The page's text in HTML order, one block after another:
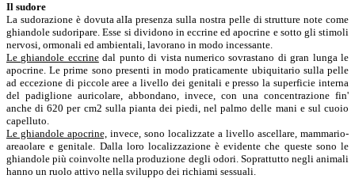
Il sudore
La sudorazione è dovuta alIa presenza sulla nostra pelle di strutture note come
ghiandole sudoripare. Esse si dividono in eccrine ed apocrine e sotto gli stimoli
nervosi, ormonali ed ambientali, lavorano in modo incessante.
Le ghiandole eccrinedal punto di vista numerico sovrastano di gran lunga le
apocrine. Le prime sono presenti in modo praticamente ubiquitario sulla pelle
ad eccezione di piccole aree a livello dei genitali e presso la superficie interna
del padiglione auricolare, abbondano, invece, con una concentrazione fin'
anche di 620 per cm2 sulla pianta dei piedi, nel palmo delle mani e sul cuoio
capelluto.
Le ghiandole apocrine, invece, sono localizzate a livello ascellare, mammario-
areaolare e genitale. Dalla loro localizzazione è evidente che queste sono le
ghiandole più coinvolte nella produzione degli odori. Soprattutto negli animali
hanno un ruolo attivo nella sviluppo dei richiami sessuali.